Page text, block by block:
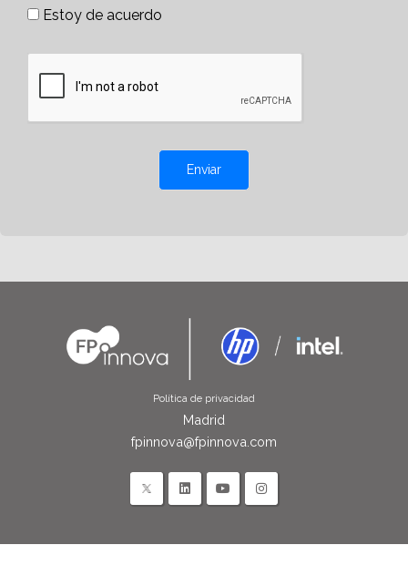
Estoy de acuerdo
Enviar
Política de privacidad
Madrid
fpinnova@fpinnova.com